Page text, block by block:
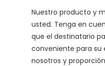
Nuestro producto y
usted. Tenga en
que el destinatario
conveniente para
nosotros y